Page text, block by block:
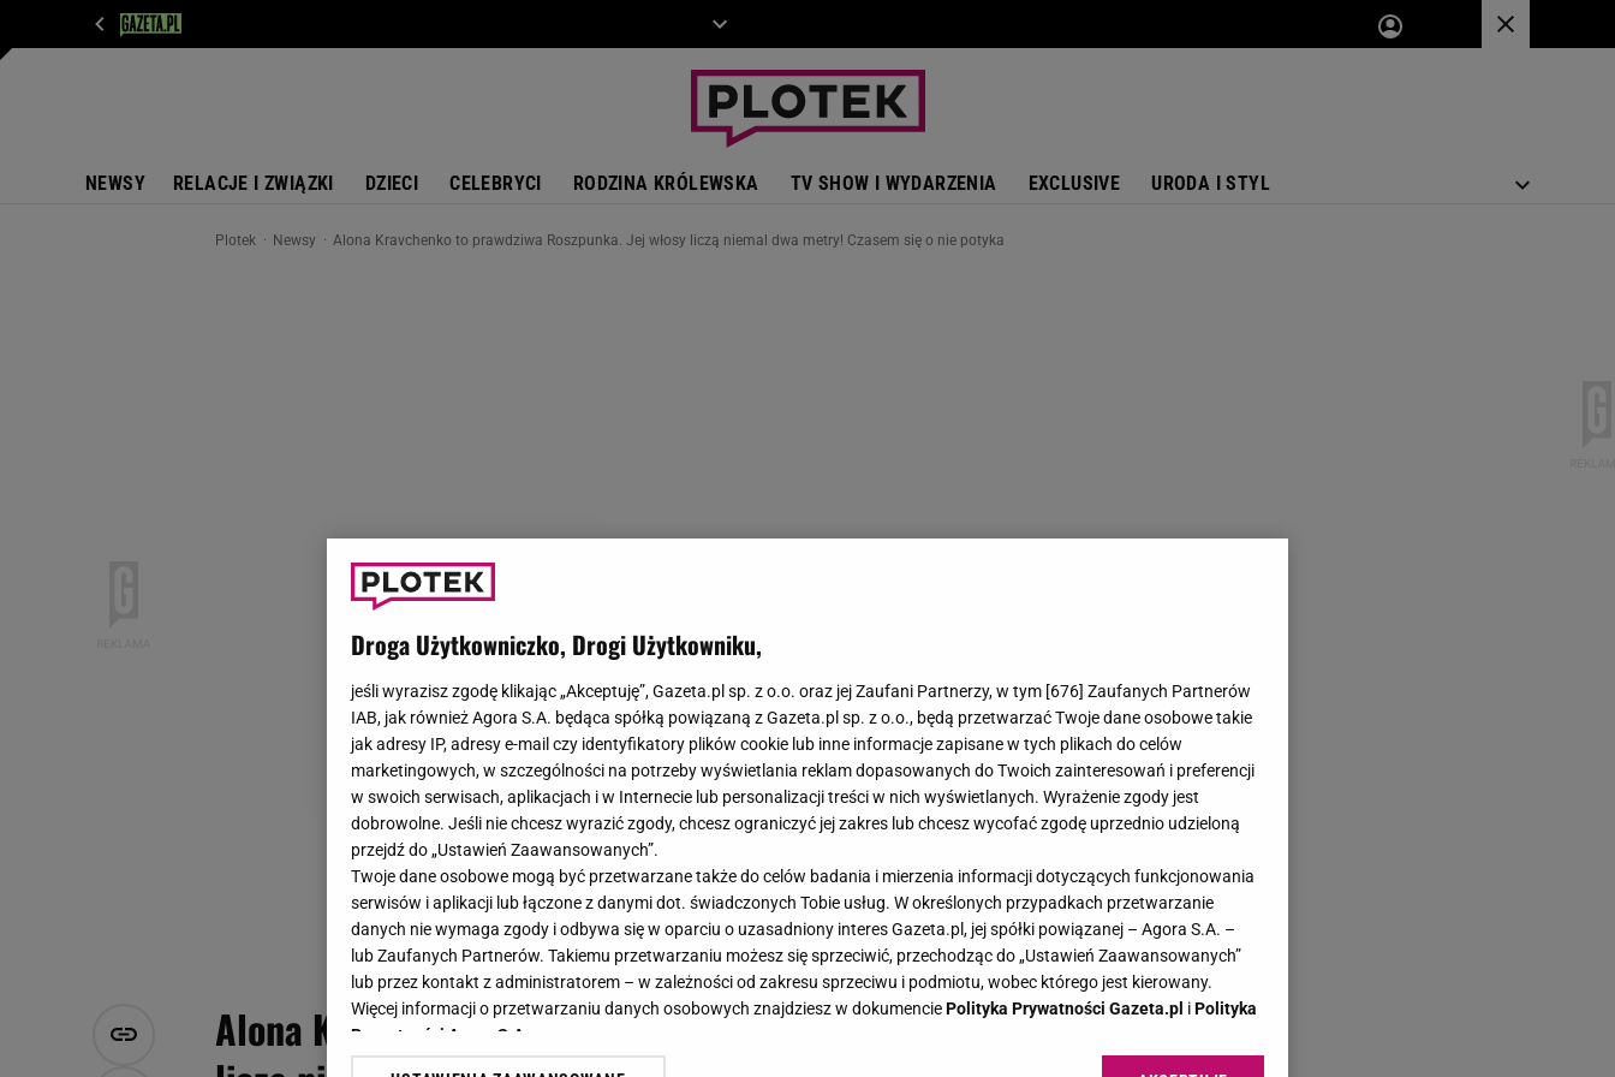
NEWSY RELACJE I ZWIĄZKI DZIECI CELEBRYCI RODZINA KRÓLEWSKA TV SHOW I WYDARZENIA EXCLUSIVE URODA I STYL
Plotek Newsy Alona Kravchenko to prawdziwa Roszpunka. Jej włosy liczą niemal dwa metry! Czasem się o nie potyka
Alona Kravchenko to prawdziwa Roszpunka. Jej włosy
Droga Użytkowniczko, Drogi Użytkowniku,
jeśli wyrazisz zgodę klikając „Akceptuję”, Gazeta.pl sp. z o.o. oraz jej Zaufani Partnerzy, w tym [676] Zaufanych Partnerów
IAB, jak również Agora S.A. będąca spółką powiązaną z Gazeta.pl sp. z o.o., będą przetwarzać Twoje dane osobowe takie
jak adresy IP, adresy e-mail czy identyfikatory plików cookie lub inne informacje zapisane w tych plikach do celów
marketingowych, w szczególności na potrzeby wyświetlania reklam dopasowanych do Twoich zainteresowań i preferencji
w swoich serwisach, aplikacjach i w Internecie lub personalizacji treści w nich wyświetlanych. Wyrażenie zgody jest
dobrowolne. Jeśli nie chcesz wyrazić zgody, chcesz ograniczyć jej zakres lub chcesz wycofać zgodę uprzednio udzieloną
przejdź do „Ustawień Zaawansowanych”.
Twoje dane osobowe mogą być przetwarzane także do celów badania i mierzenia informacji dotyczących funkcjonowania
serwisów i aplikacji lub łączone z danymi dot. świadczonych Tobie usług. W określonych przypadkach przetwarzanie
danych nie wymaga zgody i odbywa się w oparciu o uzasadniony interes Gazeta.pl, jej spółki powiązanej – Agora S.A. –
lub Zaufanych Partnerów. Takiemu przetwarzaniu możesz się sprzeciwić, przechodząc do „Ustawień Zaawansowanych”
lub przez kontakt z administratorem – w zależności od zakresu sprzeciwu i podmiotu, wobec którego jest kierowany.
Więcej informacji o przetwarzaniu danych osobowych znajdziesz w dokumenciePolityka Prywatności Gazeta.pl iPolityka
Prywatności Agora S.A.